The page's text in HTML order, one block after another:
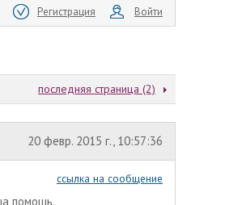
Регистрация Войти
последняя страница (2)
20 февр. 2015 г., 10:57:36
ссылка на сообщение
помощь.